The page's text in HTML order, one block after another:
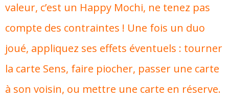
valeur, c’est un Happy Mochi, ne tenez pas
compte des contraintes ! Une fois un duo
joué, appliquez ses effets éventuels : tourner
la carte Sens, faire piocher, passer une carte
à son voisin, ou mettre une carte en réserve.